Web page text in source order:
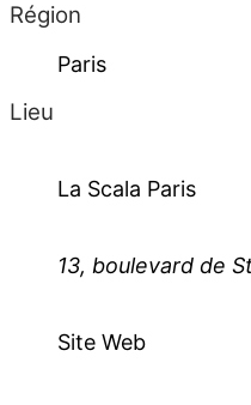
Région
Paris
Lieu
La Scala Paris
13, boulevard de
Site Web